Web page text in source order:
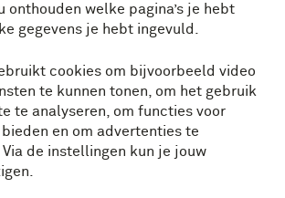
onthouden welke pagina’s je hebt
gegevens je hebt ingevuld.
cookies om bijvoorbeeld video
te kunnen tonen, om het gebruik
te analyseren, om functies voor
en om advertenties te
de instellingen kun je jouw
Veteraan vertelt